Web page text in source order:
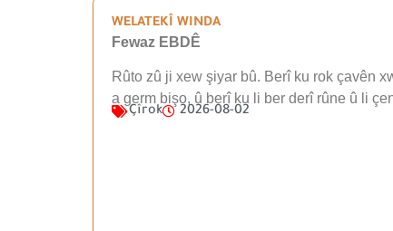
WELATEKÎ WINDA
Fewaz EBDÊ
Rûto zû ji xew şiyar bû. Berî ku rok çavên
a germ bişo, û berî ku li ber derî rûne û li
Çîrok 2026-08-02